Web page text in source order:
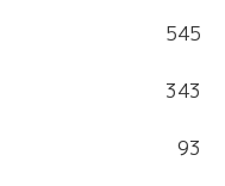
545
343
93